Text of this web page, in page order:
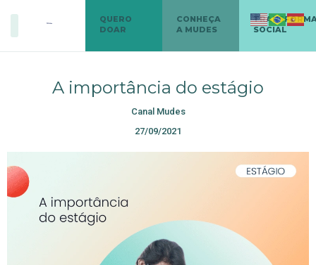
QUERO
DOAR
CONHEÇA
A MUDES
SOCIAL
A importância do estágio
Canal Mudes
27/09/2021